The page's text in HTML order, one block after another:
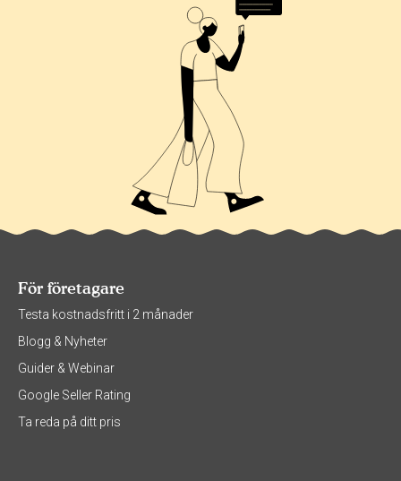
För företagare
Testa kostnadsfritt i 2 månader
Blogg & Nyheter
Guider & Webinar
Google Seller Rating
Ta reda på ditt pris